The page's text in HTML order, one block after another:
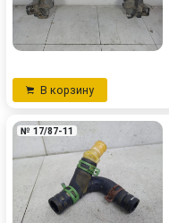
В корзину
№ 17/87-11